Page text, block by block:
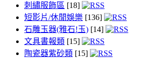
刺繡服飾區 [18]
短影片/休閒娛樂 [136]
石雕玉器(雅石!玉) [14]
文具書報類 [15]
陶瓷器紫砂類 [15]